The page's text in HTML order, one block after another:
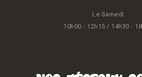
Le Samedi
10h00 - 12h15 / 14h30 -